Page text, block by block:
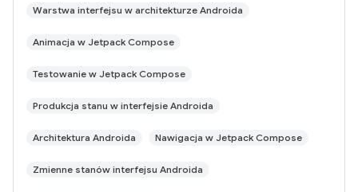
Warstwa interfejsu w architekturze Androida
Animacja w Jetpack Compose
Testowanie w Jetpack Compose
Produkcja stanu w interfejsie Androida
Architektura Androida Nawigacja w Jetpack Compose
Zmienne stanów interfejsu Androida